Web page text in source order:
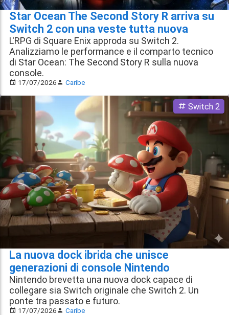
Star Ocean The Second Story R arriva su
Switch 2 con una veste tutta nuova
L'RPG di Square Enix approda su Switch 2.
Analizziamo le performance e il comparto tecnico
di Star Ocean: The Second Story R sulla nuova
console.
17/07/2026 Caribe
La nuova dock ibrida che unisce
generazioni di console Nintendo
Switch 2
Nintendo brevetta una nuova dock capace di
collegare sia Switch originale che Switch 2. Un
ponte tra passato e futuro.
17/07/2026 Caribe